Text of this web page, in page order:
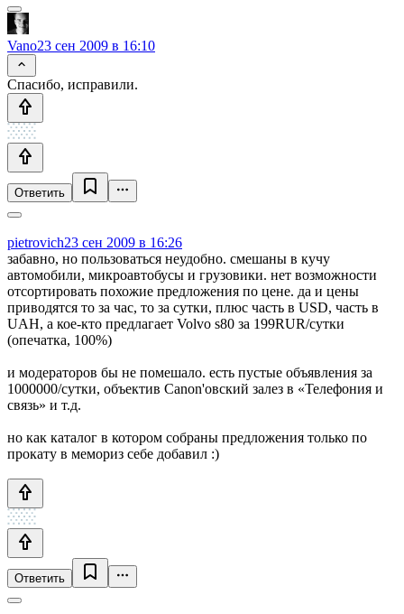
Vano23 сен 2009 в 16:10
Спасибо, исправили.
Ответить
pietrovich23 сен 2009 в 16:26
забавно, но пользоваться неудобно. смешаны в кучу
автомобили, микроавтобусы и грузовики. нет возможности
отсортировать похожие предложения по цене. да и цены
приводятся то за час, то за сутки, плюс часть в USD, часть в
UAH, а кое-кто предлагает Volvo s80 за 199RUR/сутки
(опечатка, 100%)
и модераторов бы не помешало. есть пустые объявления за
1000000/сутки, объектив Canon'овский залез в «Телефония и
связь» и т.д.
но как каталог в котором собраны предложения только по
прокату в мемориз себе добавил :)
Ответить